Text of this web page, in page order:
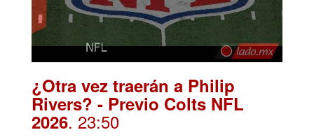
¿Otra vez traerán a Philip
Rivers? - Previo Colts NFL
2026. 23:50